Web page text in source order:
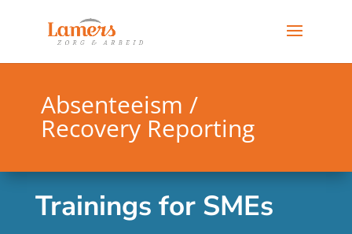
Absenteeism /
Recovery Reporting
Trainings for SMEs